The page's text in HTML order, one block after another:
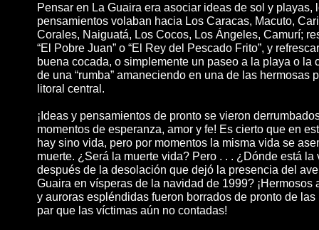
Pensar en La Guaira era asociar ideas de sol y playas,
pensamientos volaban hacia Los Caracas, Macuto,
Corales, Naiguatá, Los Cocos, Los Ángeles, Camurí;
“El Pobre Juan” o “El Rey del Pescado Frito”, y
buena cocada, o simplemente un paseo a la playa o la
de una “rumba” amaneciendo en una de las hermosas
litoral central.
¡Ideas y pensamientos de pronto se vieron
momentos de esperanza, amor y fe! Es cierto que en
hay sino vida, pero por momentos la misma vida se
muerte. ¿Será la muerte vida? Pero . . . ¿Dónde está la
después de la desolación que dejó la presencia del
Guaira en vísperas de la navidad de 1999? ¡Hermosos
y auroras espléndidas fueron borrados de pronto de las
par que las víctimas aún no contadas!